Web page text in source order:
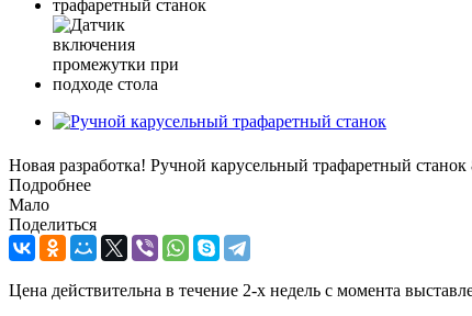
Новая разработка! Ручной карусельный трафаретный станок
Подробнее
Мало
Поделиться
Цена действительна в течение 2-х недель с момента